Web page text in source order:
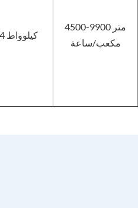
4 كيلوواط
4500-9900 متر
مكعب/ساعة